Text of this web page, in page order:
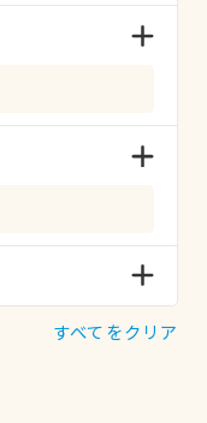
すべてをクリア